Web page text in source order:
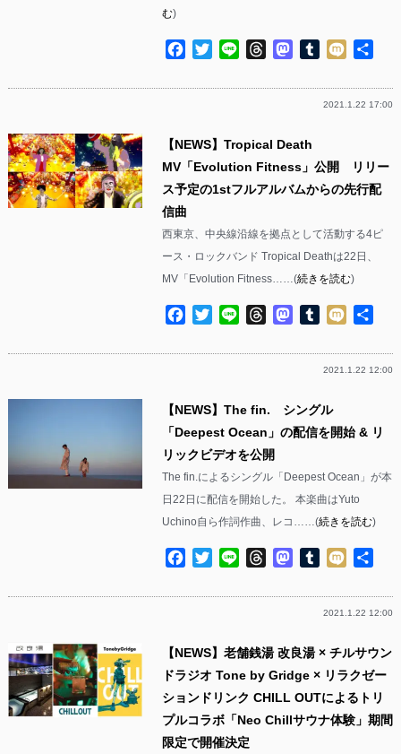
む)
Facebook
TwitterLine ThreadsMastodon
Tumblr
Mixi
2021.1.22 17:00
【NEWS】Tropical Death
MV「Evolution Fitness」公開 リリー
ス予定の1stフルアルバムからの先行配
信曲
西東京、中央線沿線を拠点として活動する4ピ
ース・ロックバンド Tropical Deathは22日、
MV「Evolution Fitness……(続きを読む)
Facebook
TwitterLine ThreadsMastodon
Tumblr
Mixi
2021.1.22 12:00
【NEWS】The fin. シングル
「Deepest Ocean」の配信を開始 & リ
リックビデオを公開
The fin.によるシングル「Deepest Ocean」が本
日22日に配信を開始した。 本楽曲はYuto
Uchino自ら作詞作曲、レコ……(続きを読む)
Facebook
TwitterLine ThreadsMastodon
Tumblr
Mixi
2021.1.22 12:00
【NEWS】老舗銭湯 改良湯 × チルサウン
ドラジオ Tone by Gridge × リラクゼー
ションドリンク CHILL OUTによるトリ
プルコラボ「Neo Chillサウナ体験」期間
限定で開催決定